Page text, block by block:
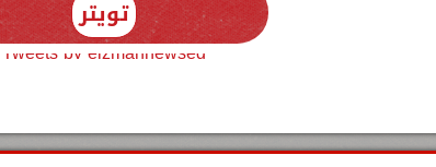
تويتر
Tweets by elzmannewseg